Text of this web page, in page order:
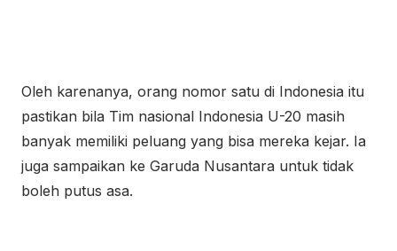
Oleh karenanya, orang nomor satu di Indonesia itu
pastikan bila Tim nasional Indonesia U-20 masih
banyak memiliki peluang yang bisa mereka kejar. Ia
juga sampaikan ke Garuda Nusantara untuk tidak
boleh putus asa.